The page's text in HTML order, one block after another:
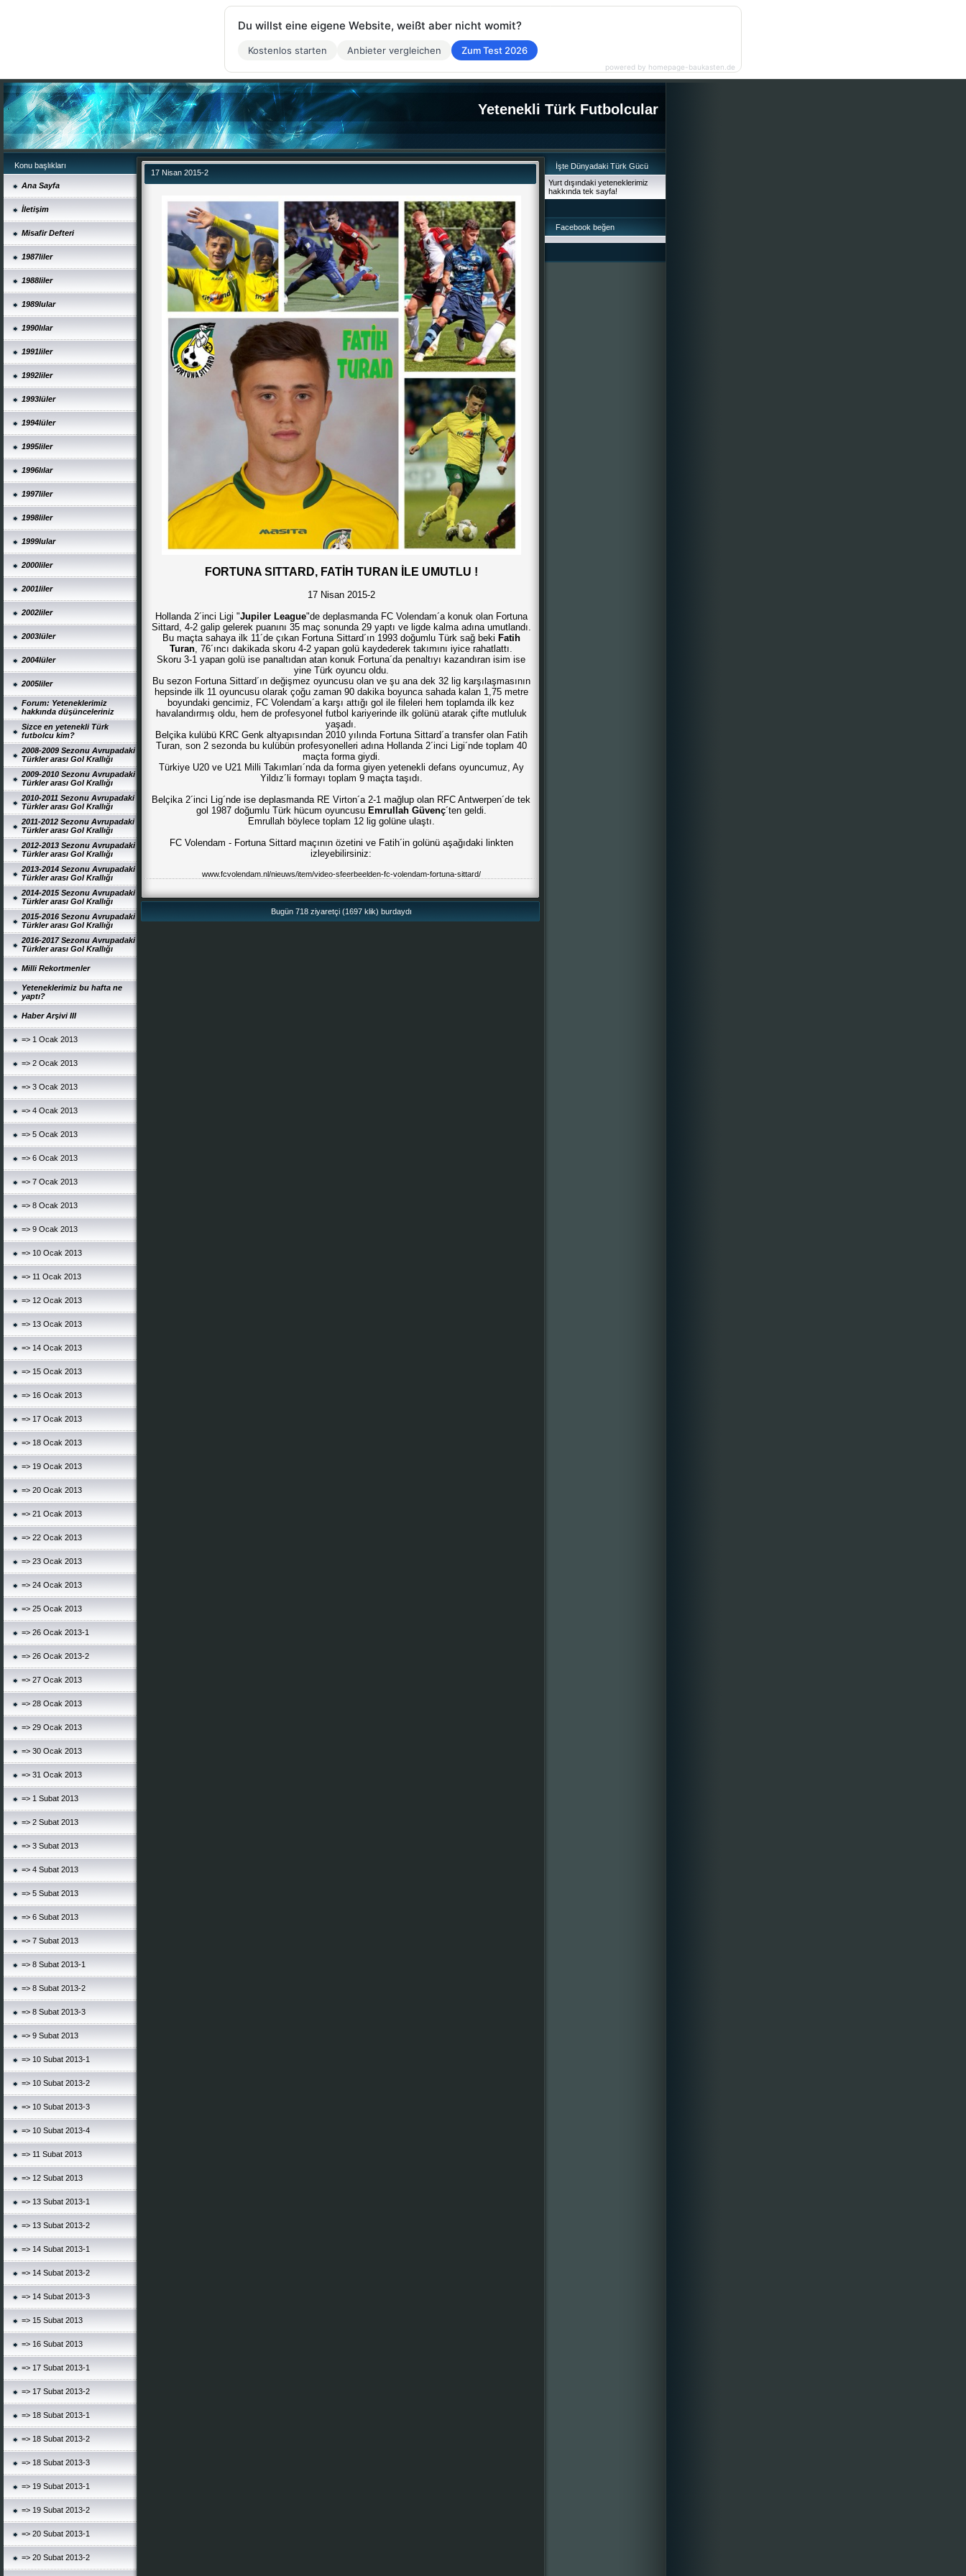
Yetenekli Türk Futbolcular
Konu başlıkları
Ana Sayfa
İletişim
Misafir Defteri
1987liler
1988liler
1989lular
1990lılar
1991liler
1992liler
1993lüler
1994lüler
1995liler
1996lılar
1997liler
1998liler
1999lular
2000liler
2001liler
2002liler
2003lüler
2004lüler
2005liler
Forum: Yeteneklerimiz
hakkında düşünceleriniz
Sizce en yetenekli Türk
futbolcu kim?
2008-2009 Sezonu Avrupadaki
Türkler arası Gol Krallığı
2009-2010 Sezonu Avrupadaki
Türkler arası Gol Krallığı
2010-2011 Sezonu Avrupadaki
Türkler arası Gol Krallığı
2011-2012 Sezonu Avrupadaki
Türkler arası Gol Krallığı
2012-2013 Sezonu Avrupadaki
Türkler arası Gol Krallığı
2013-2014 Sezonu Avrupadaki
Türkler arası Gol Krallığı
2014-2015 Sezonu Avrupadaki
Türkler arası Gol Krallığı
2015-2016 Sezonu Avrupadaki
Türkler arası Gol Krallığı
2016-2017 Sezonu Avrupadaki
Türkler arası Gol Krallığı
Milli Rekortmenler
Yeteneklerimiz bu hafta ne
yaptı?
Haber Arşivi III
=> 1 Ocak 2013
=> 2 Ocak 2013
=> 3 Ocak 2013
=> 4 Ocak 2013
=> 5 Ocak 2013
=> 6 Ocak 2013
=> 7 Ocak 2013
=> 8 Ocak 2013
=> 9 Ocak 2013
=> 10 Ocak 2013
=> 11 Ocak 2013
=> 12 Ocak 2013
=> 13 Ocak 2013
=> 14 Ocak 2013
=> 15 Ocak 2013
=> 16 Ocak 2013
=> 17 Ocak 2013
=> 18 Ocak 2013
=> 19 Ocak 2013
=> 20 Ocak 2013
=> 21 Ocak 2013
=> 22 Ocak 2013
=> 23 Ocak 2013
=> 24 Ocak 2013
=> 25 Ocak 2013
=> 26 Ocak 2013-1
=> 26 Ocak 2013-2
=> 27 Ocak 2013
=> 28 Ocak 2013
=> 29 Ocak 2013
=> 30 Ocak 2013
=> 31 Ocak 2013
=> 1 Subat 2013
=> 2 Subat 2013
=> 3 Subat 2013
=> 4 Subat 2013
=> 5 Subat 2013
=> 6 Subat 2013
=> 7 Subat 2013
=> 8 Subat 2013-1
=> 8 Subat 2013-2
=> 8 Subat 2013-3
=> 9 Subat 2013
=> 10 Subat 2013-1
=> 10 Subat 2013-2
=> 10 Subat 2013-3
=> 10 Subat 2013-4
=> 11 Subat 2013
=> 12 Subat 2013
=> 13 Subat 2013-1
=> 13 Subat 2013-2
=> 14 Subat 2013-1
=> 14 Subat 2013-2
=> 14 Subat 2013-3
=> 15 Subat 2013
=> 16 Subat 2013
=> 17 Subat 2013-1
=> 17 Subat 2013-2
=> 18 Subat 2013-1
=> 18 Subat 2013-2
=> 18 Subat 2013-3
=> 19 Subat 2013-1
=> 19 Subat 2013-2
=> 20 Subat 2013-1
=> 20 Subat 2013-2
17 Nisan 2015-2
FORTUNA SITTARD, FATİH TURAN İLE UMUTLU !
17 Nisan 2015-2
Hollanda 2´inci Ligi "Jupiler League"de deplasmanda FC Volendam´a konuk olan Fortuna
Sittard, 4-2 galip gelerek puanını 35 maç sonunda 29 yaptı ve ligde kalma adına umutlandı.
Bu maçta sahaya ilk 11´de çıkan Fortuna Sittard´ın 1993 doğumlu Türk sağ beki Fatih
Turan, 76´ıncı dakikada skoru 4-2 yapan golü kaydederek takımını iyice rahatlattı.
Skoru 3-1 yapan golü ise panaltıdan atan konuk Fortuna´da penaltıyı kazandıran isim ise
yine Türk oyuncu oldu.
Bu sezon Fortuna Sittard´ın değişmez oyuncusu olan ve şu ana dek 32 lig karşılaşmasının
hepsinde ilk 11 oyuncusu olarak çoğu zaman 90 dakika boyunca sahada kalan 1,75 metre
boyundaki gencimiz, FC Volendam´a karşı attığı gol ile fileleri hem toplamda ilk kez
havalandırmış oldu, hem de profesyonel futbol kariyerinde ilk golünü atarak çifte mutluluk
yaşadı.
Belçika kulübü KRC Genk altyapısından 2010 yılında Fortuna Sittard´a transfer olan Fatih
Turan, son 2 sezonda bu kulübün profesyonelleri adına Hollanda 2´inci Ligi´nde toplam 40
maçta forma giydi.
Türkiye U20 ve U21 Milli Takımları´nda da forma giyen yetenekli defans oyuncumuz, Ay
Yildız´li formayı toplam 9 maçta taşıdı.
Belçika 2´inci Lig´nde ise deplasmanda RE Virton´a 2-1 mağlup olan RFC Antwerpen´de tek
gol 1987 doğumlu Türk hücum oyuncusu Emrullah Güvenç´ten geldi.
Emrullah böylece toplam 12 lig golüne ulaştı.
FC Volendam - Fortuna Sittard maçının özetini ve Fatih´in golünü aşağıdaki linkten
izleyebilirsiniz:
www.fcvolendam.nl/nieuws/item/video-sfeerbeelden-fc-volendam-fortuna-sittard/
Bugün 718 ziyaretçi (1697 klik) burdaydı
İşte Dünyadaki Türk Gücü
Yurt dışındaki yeteneklerimiz
hakkında tek sayfa!
Facebook beğen
Du willst eine eigene Website, weißt aber nicht womit?
Kostenlos starten Anbieter vergleichen Zum Test 2026
powered by homepage-baukasten.de